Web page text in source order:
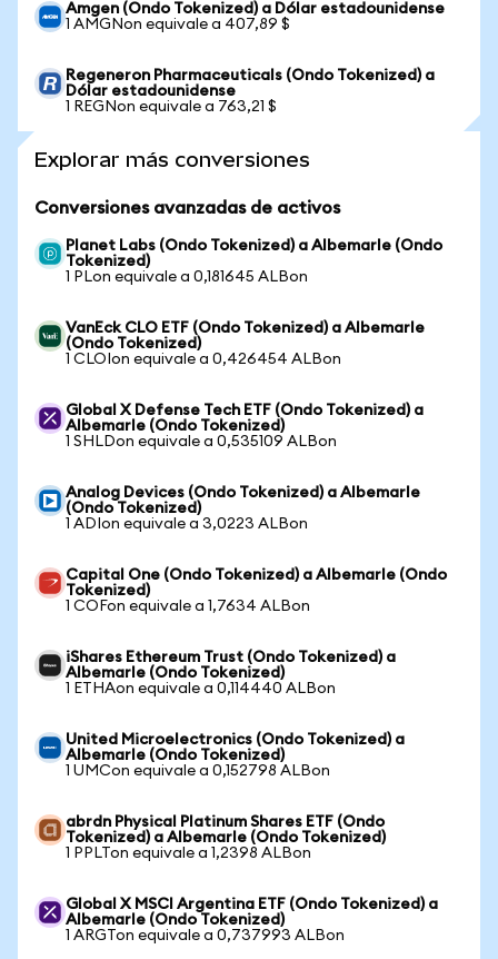
Amgen (Ondo Tokenized) a Dólar estadounidense
1 AMGNon equivale a 407,89 $
Regeneron Pharmaceuticals (Ondo Tokenized) a
Dólar estadounidense
1 REGNon equivale a 763,21 $
Explorar más conversiones
Conversiones avanzadas de activos
Planet Labs (Ondo Tokenized) a Albemarle (Ondo
Tokenized)
1 PLon equivale a 0,181645 ALBon
VanEck CLO ETF (Ondo Tokenized) a Albemarle
(Ondo Tokenized)
1 CLOIon equivale a 0,426454 ALBon
Global X Defense Tech ETF (Ondo Tokenized) a
Albemarle (Ondo Tokenized)
1 SHLDon equivale a 0,535109 ALBon
Analog Devices (Ondo Tokenized) a Albemarle
(Ondo Tokenized)
1 ADIon equivale a 3,0223 ALBon
Capital One (Ondo Tokenized) a Albemarle (Ondo
Tokenized)
1 COFon equivale a 1,7634 ALBon
iShares Ethereum Trust (Ondo Tokenized) a
Albemarle (Ondo Tokenized)
1 ETHAon equivale a 0,114440 ALBon
United Microelectronics (Ondo Tokenized) a
Albemarle (Ondo Tokenized)
1 UMCon equivale a 0,152798 ALBon
abrdn Physical Platinum Shares ETF (Ondo
Tokenized) a Albemarle (Ondo Tokenized)
1 PPLTon equivale a 1,2398 ALBon
Global X MSCI Argentina ETF (Ondo Tokenized) a
Albemarle (Ondo Tokenized)
1 ARGTon equivale a 0,737993 ALBon